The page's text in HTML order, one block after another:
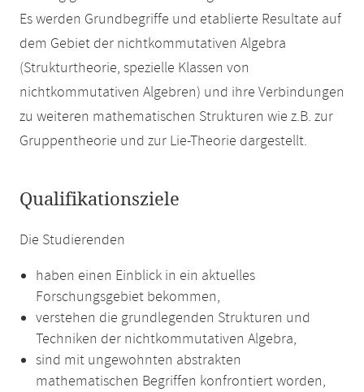
Es werden Grundbegriffe und etablierte Resultate auf
dem Gebiet der nichtkommutativen Algebra
(Strukturtheorie, spezielle Klassen von
nichtkommutativen Algebren) und ihre Verbindungen
zu weiteren mathematischen Strukturen wie z.B. zur
Gruppentheorie und zur Lie-Theorie dargestellt.
Qualifikationsziele
Die Studierenden
haben einen Einblick in ein aktuelles
Forschungsgebiet bekommen,
verstehen die grundlegenden Strukturen und
Techniken der nichtkommutativen Algebra,
sind mit ungewohnten abstrakten
mathematischen Begriffen konfrontiert worden,